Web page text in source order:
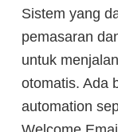
Sistem yang
pemasaran
untuk
otomatis. Ada
automation